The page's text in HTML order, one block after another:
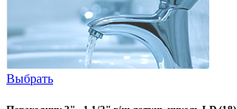
Выбрать